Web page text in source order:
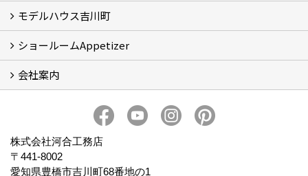
お客様の声
モデルハウス吉川町
吉川町モデルハウス
ショールームAppetizer
Appetizer(ショールーム)
Appetizer(レンタルスペース)
会社案内
社長 河合智之の想い
求人情報 Recruit
株式会社河合工務店
〒441-8002
愛知県豊橋市吉川町68番地の1